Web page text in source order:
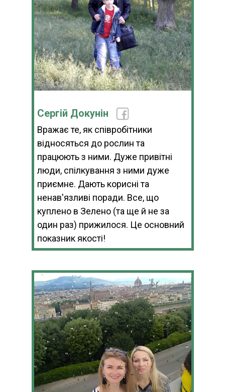
Сергій Докунін
Вражає те, як співробітники
відносяться до рослин та
працюють з ними. Дуже привітні
люди, спілкування з ними дуже
приємне. Дають корисні та
ненав'язливі поради. Все, що
куплено в Зелено (та ще й не за
один раз) прижилося. Це основний
показник якості!